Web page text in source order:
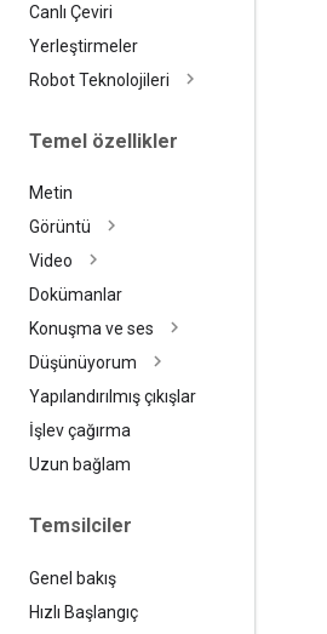
Canlı Çeviri
Yerleştirmeler
Robot Teknolojileri
Temel özellikler
Metin
Görüntü
Video
Dokümanlar
Konuşma ve ses
Düşünüyorum
Yapılandırılmış çıkışlar
İşlev çağırma
Uzun bağlam
Temsilciler
Genel bakış
Hızlı Başlangıç